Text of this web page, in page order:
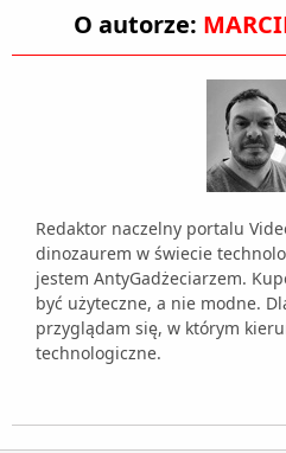
O autorze:
Redaktor naczelny portalu
dinozaurem w świecie
jestem AntyGadżeciarzem.
być użyteczne, a nie modne.
przyglądam się, w którym
technologiczne.